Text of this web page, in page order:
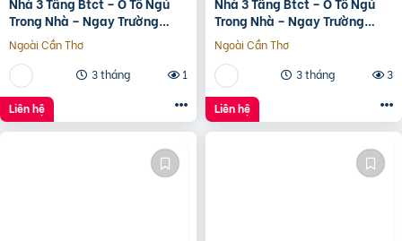
Trong Nhà – Ngay Trường
Chinh
Ngoài Cần Thơ
3 tháng
1
Liên hệ
Trong Nhà – Ngay Trường
Chinh
Ngoài Cần Thơ
3 tháng
3
Liên hệ